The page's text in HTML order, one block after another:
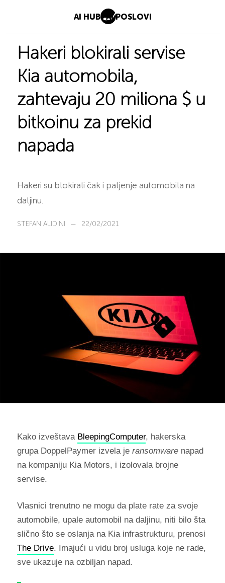
AI HUB AI POSLOVI
Hakeri blokirali servise
Kia automobila,
zahtevaju 20 miliona $ u
bitkoinu za prekid
napada
Hakeri su blokirali čak i paljenje automobila na
daljinu.
STEFAN ALIDINI — 22/02/2021
Kako izveštava BleepingComputer, hakerska
grupa DoppelPaymer izvela je ransomwarenapad
na kompaniju Kia Motors, i izolovala brojne
servise.
Vlasnici trenutno ne mogu da plate rate za svoje
automobile, upale automobil na daljinu, niti bilo šta
slično što se oslanja na Kia infrastrukturu, prenosi
The Drive. Imajući u vidu broj usluga koje ne rade,
sve ukazuje na ozbiljan napad.